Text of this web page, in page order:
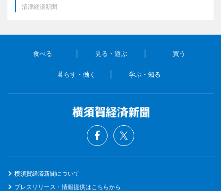
沼津経済新聞
食べる 見る・遊ぶ 買う
暮らす・働く 学ぶ・知る
横須賀経済新聞について
プレスリリース・情報提供はこちらから